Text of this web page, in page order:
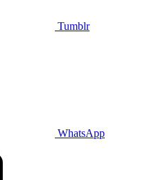
Tumblr
WhatsApp